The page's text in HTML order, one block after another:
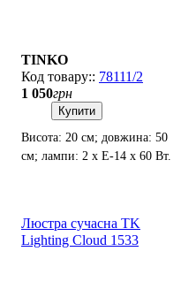
TINKO
78111/2
1 050грн
Купити
Висота: 20 см; довжина: 50
см; лампи: 2 х Е-14 х 60 Вт.
Люстра сучасна TK
Lighting Cloud 1533